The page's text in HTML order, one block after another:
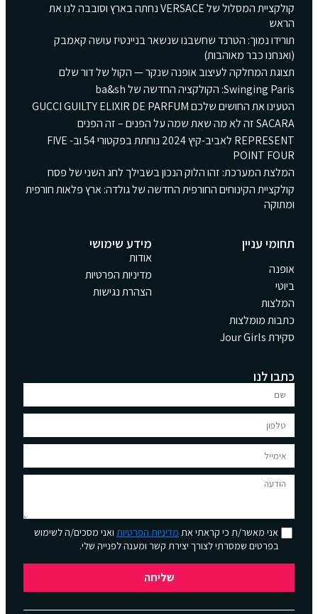
קולקציית המסלול של VERSACE נחתה בארץ וסובבה לנו את
הראש
תורידו נמוך: הטרנד שחשבנו שנשאר בניינטיז עושה קאמבק
(ואנחנו כבר מאוהבות)
תצוגת המחלקה לעיצוב אופנה שנקר — הקול של דור שלם
Swinging Paris: הקולקציה החדשה של ba&sh
הטעינו את החושים שלכם GUCCI GUILTY ELIXIR DE PARFUM
SACARA זה לא מה שאת שמה על הפנים – זה הפנים
REPRESENT לאביב-קיץ 2024 נוחתת בפקטורי 54 וב- FIVE
POINT FOUR
המלצת המערכת: זהו הלוק הנכון בשבילך לחג השני של פסח
קולקציית הקינוחים החורפית החדשה של גולדה: ארץ פלאות חורפית
ומתוקה
תחומי עניין
אופנה
ביוטי
המלצות
כתבות מומלצות
סקירת Jour Girls
מידע שימושי
אודות
מדיניות הפרטיות
הצהרת נגישות
כתבו לנו
אני מאשר/ת כי קראתי אתמדיניות הפרטיותואני מסכים/ה לשימוש
בפרטים שמסרתי לצורך יצירת קשר ומענה לפנייה שלי.
שליחה